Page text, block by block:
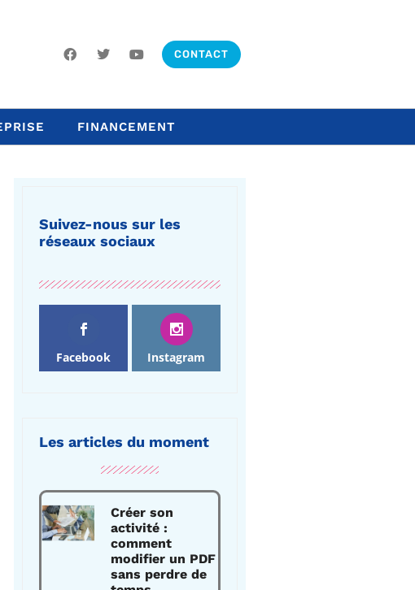
CONTACT
FINANCEMENT
Suivez-nous sur les
réseaux sociaux
Facebook Instagram
Les articles du moment
Créer son
activité :
comment
modifier un PDF
sans perdre de